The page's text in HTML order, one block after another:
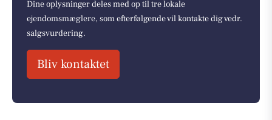
Dine oplysninger deles med op til tre lokale
ejendomsmæglere, som efterfølgende vil kontakte dig vedr.
salgsvurdering.
Bliv kontaktet